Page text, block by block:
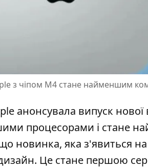
з чіпом M4 стане найменшим
анонсувала випуск
процесорами і стане
новинка, яка з'явиться
Це стане першою